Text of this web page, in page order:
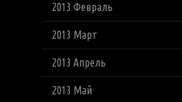
2013 Февраль
2013 Март
2013 Апрель
2013 Май